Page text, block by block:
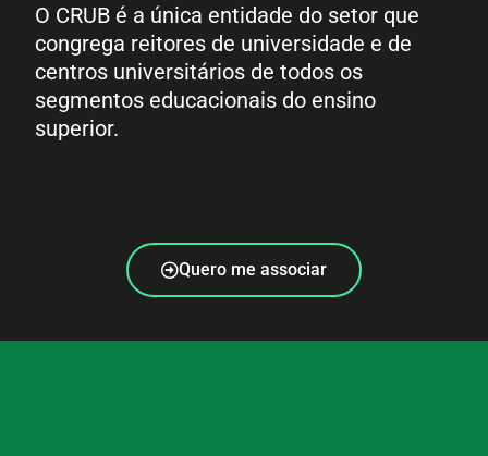
O CRUB é a única entidade do setor que
congrega reitores de universidade e de
centros universitários de todos os
segmentos educacionais do ensino
superior.
Quero me associar